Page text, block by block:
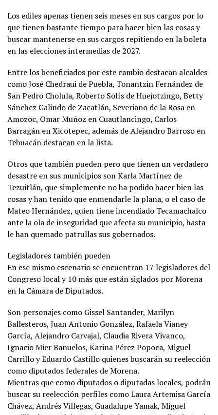
Los ediles apenas tienen seis meses en sus cargos por lo
que tienen bastante tiempo para hacer bien las cosas y
buscar mantenerse en sus cargos repitiendo en la boleta
en las elecciones intermedias de 2027.
Entre los beneficiados por este cambio destacan alcaldes
como José Chedraui de Puebla, Tonantzin Fernández de
San Pedro Cholula, Roberto Solís de Huejotzingo, Betty
Sánchez Galindo de Zacatlán, Severiano de la Rosa en
Amozoc, Omar Muñoz en Cuautlancingo, Carlos
Barragán en Xicotepec, además de Alejandro Barroso en
Tehuacán destacan en la lista.
Otros que también pueden pero que tienen un verdadero
desastre en sus municipios son Karla Martínez de
Tezuitlán, que simplemente no ha podido hacer bien las
cosas y han tenido que enmendarle la plana, o el caso de
Mateo Hernández, quien tiene incendiado Tecamachalco
ante la ola de inseguridad que afecta su municipio, hasta
le han quemado patrullas sus gobernados.
Legisladores también pueden
En ese mismo escenario se encuentran 17 legisladores del
Congreso local y 10 más que están siglados por Morena
en la Cámara de Diputados.
Son personajes como Gissel Santander, Marilyn
Ballesteros, Juan Antonio González, Rafaela Vianey
García, Alejandro Carvajal, Claudia Rivera Vivanco,
Ignacio Mier Bañuelos, Karina Pérez Popoca, Miguel
Carrillo y Eduardo Castillo quienes buscarán su reelección
como diputados federales de Morena.
Mientras que como diputados o diputadas locales, podrán
buscar su reelección perfiles como Laura Artemisa García
Chávez, Andrés Villegas, Guadalupe Yamak, Miguel